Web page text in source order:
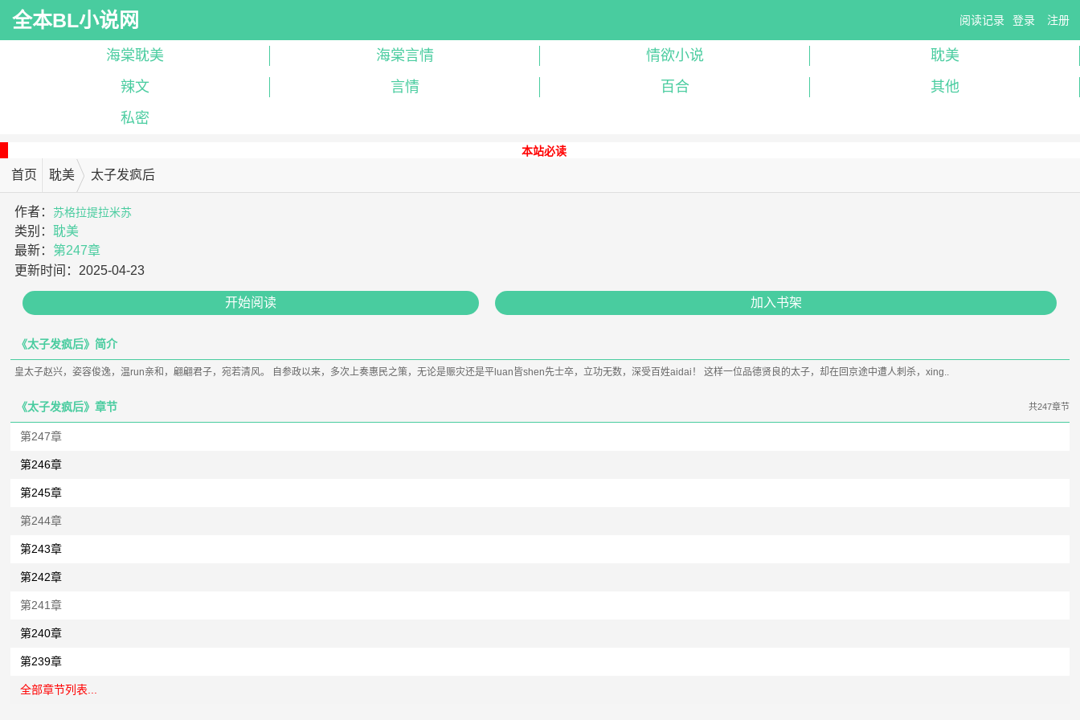
全本BL小说网 阅读记录 登录 注册
海棠耽美 海棠言情 情欲小说
耽美
辣文
言情 百合
其他
私密
本站必读
首页 耽美 太子发疯后
作者：苏格拉提拉米苏
类别：耽美
最新： 第247章
更新时间： 2025-04-23
开始阅读 加入书架
《太子发疯后》简介
皇太子赵兴，姿容俊逸，温run亲和，翩翩君子，宛若清风。 自参政以来，多次上奏惠民之策，无论是赈灾还是平luan皆shen先士卒，立功无数，深受百姓aidai！ 这样一位品德贤良的太子，却在回京途中遭人刺杀，xing..
《太子发疯后》章节 共247章节
第247章
第246章
第245章
第244章
第243章
第242章
第241章
第240章
第239章
全部章节列表...